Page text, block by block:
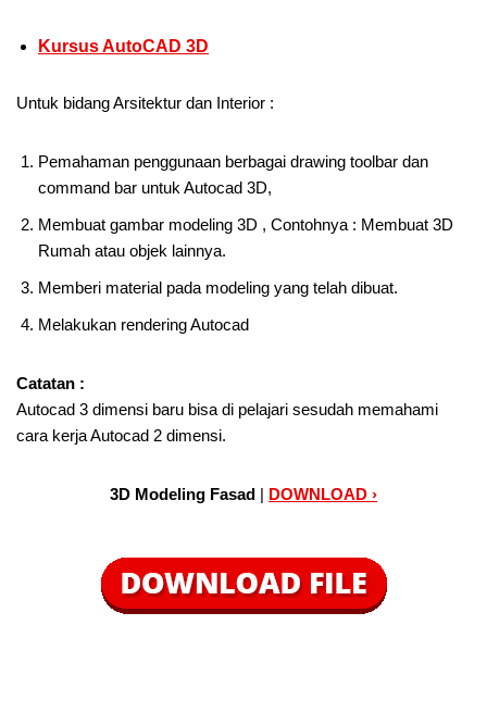
Kursus AutoCAD 3D
Untuk bidang Arsitektur dan Interior :
Pemahaman penggunaan berbagai drawing toolbar dan
command bar untuk Autocad 3D,
Membuat gambar modeling 3D , Contohnya : Membuat 3D
Rumah atau objek lainnya.
Memberi material pada modeling yang telah dibuat.
Melakukan rendering Autocad
Catatan :
Autocad 3 dimensi baru bisa di pelajari sesudah memahami
cara kerja Autocad 2 dimensi.
3D Modeling Fasad | DOWNLOAD ›